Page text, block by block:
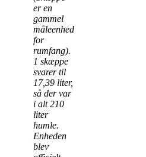
er en
gammel
måleenhed
for
rumfang).
1 skæppe
svarer til
17,39 liter,
så der var
i alt 210
liter
humle.
Enheden
blev